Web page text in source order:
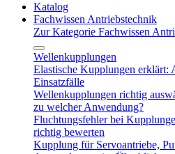
Katalog
Fachwissen Antriebstechnik
Zur Kategorie Fachwissen
Wellenkupplungen
Elastische Kupplungen erklärt:
Einsatzfälle
Wellenkupplungen richtig
zu welcher Anwendung?
Fluchtungsfehler bei
richtig bewerten
Kupplung für Servoantriebe,